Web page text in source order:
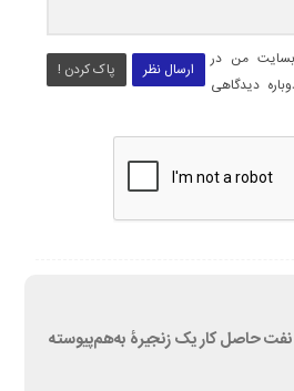
ارسال نظر پاک کردن !
من در
دیدگاهی
حاصل کار یک زنجیرۀ به‌هم‌پیوسته